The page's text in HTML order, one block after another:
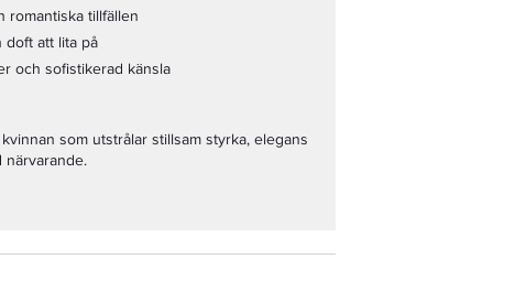
romantiska tillfällen
doft att lita på
och sofistikerad känsla
som utstrålar stillsam styrka, elegans
närvarande.